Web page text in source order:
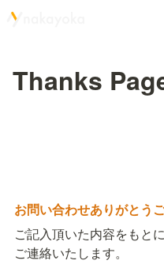
Thanks
お問い合わせありがとう
ご記入頂いた内容をもと
ご連絡いたします。